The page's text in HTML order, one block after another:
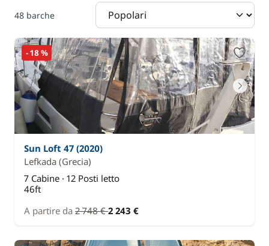
48 barche
- 18 %
Sun Loft 47 (2020)
Lefkada (Grecia)
7 Cabine · 12 Posti letto
46ft
A partire da 2 748 €2 243 €